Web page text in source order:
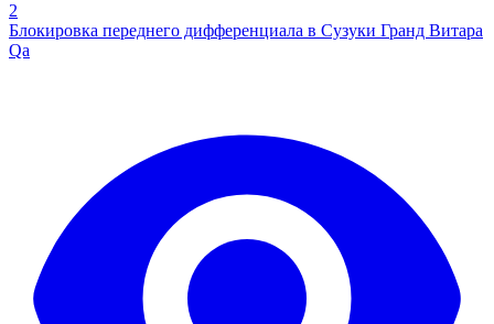
2
Блокировка переднего дифференциала в Сузуки Гранд Витара
Qa